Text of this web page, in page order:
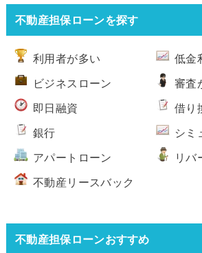
不動産担保ローンを探す
利用者が多い 低金
ビジネスローン 審査
即日融資 借り
銀行 シミ
アパートローン リバ
不動産リースバック
不動産担保ローンおすすめ